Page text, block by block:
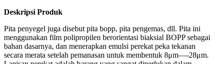
Deskripsi Produk
Pita penyegel juga disebut pita bopp, pita pengemas, dll. Pita ini
menggunakan film polipropilen berorientasi biaksial BOPP sebagai
bahan dasarnya, dan menerapkan emulsi perekat peka tekanan
secara merata setelah pemanasan untuk membentuk 8μm—-28μm.